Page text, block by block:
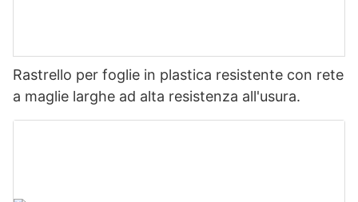
Rastrello per foglie in plastica resistente con rete
a maglie larghe ad alta resistenza all'usura.